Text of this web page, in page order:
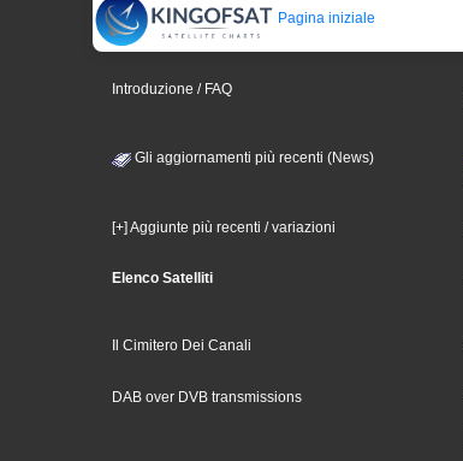
Pagina iniziale
Introduzione / FAQ
Gli aggiornamenti più recenti (News)
[+] Aggiunte più recenti / variazioni
Elenco Satelliti
Il Cimitero Dei Canali
DAB over DVB transmissions